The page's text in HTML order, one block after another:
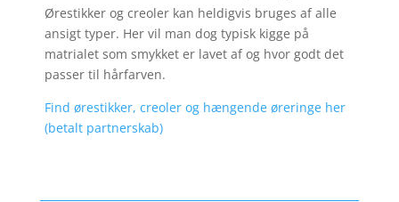
Ørestikker og creoler kan heldigvis bruges af alle
ansigt typer. Her vil man dog typisk kigge på
matrialet som smykket er lavet af og hvor godt det
passer til hårfarven.
Find ørestikker, creoler og hængende øreringe her
(betalt partnerskab)